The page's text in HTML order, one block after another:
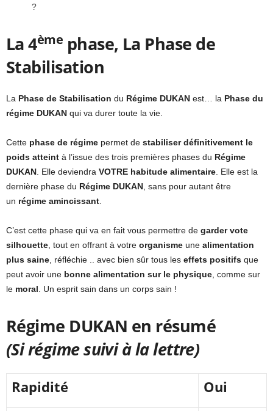
?
La 4ème phase, La Phase de
Stabilisation
La Phase de Stabilisation du Régime DUKAN est… la Phase du
régime DUKAN qui va durer toute la vie.
Cette phase de régime permet de stabiliser définitivement le
poids atteint à l’issue des trois premières phases du Régime
DUKAN. Elle deviendra VOTRE habitude alimentaire. Elle est la
dernière phase du Régime DUKAN, sans pour autant être
un régime amincissant.
C’est cette phase qui va en fait vous permettre de garder vote
silhouette, tout en offrant à votre organisme une alimentation
plus saine, réfléchie .. avec bien sûr tous les effets positifs que
peut avoir une bonne alimentation sur le physique, comme sur
le moral. Un esprit sain dans un corps sain !
Régime DUKAN en résumé
(Si régime suivi à la lettre)
Rapidité
Oui